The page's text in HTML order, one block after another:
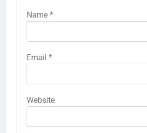
Name *
Email *
Website